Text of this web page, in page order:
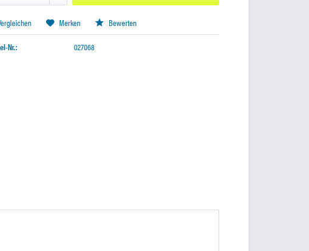
Merken Bewerten
Nr.: 027068